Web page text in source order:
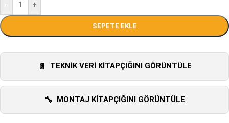
- +
SEPETE EKLE
TEKNIK VERI KITAPÇIĞINI GÖRÜNTÜLE
MONTAJ KITAPÇIĞINI GÖRÜNTÜLE